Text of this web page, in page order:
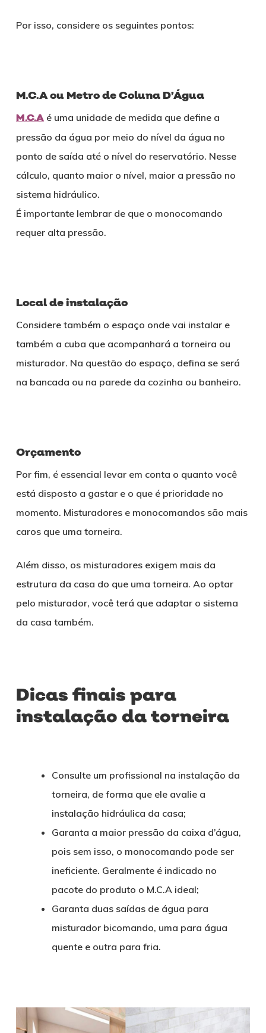
Por isso, considere os seguintes pontos:
M.C.A ou Metro de Coluna D’Água
M.C.Aé uma unidade de medida que define a
pressão da água por meio do nível da água no
ponto de saída até o nível do reservatório. Nesse
cálculo, quanto maior o nível, maior a pressão no
sistema hidráulico.
É importante lembrar de que o monocomando
requer alta pressão.
Local de instalação
Considere também o espaço onde vai instalar e
também a cuba que acompanhará a torneira ou
misturador. Na questão do espaço, defina se será
na bancada ou na parede da cozinha ou banheiro.
Orçamento
Por fim, é essencial levar em conta o quanto você
está disposto a gastar e o que é prioridade no
momento. Misturadores e monocomandos são mais
caros que uma torneira.
Além disso, os misturadores exigem mais da
estrutura da casa do que uma torneira. Ao optar
pelo misturador, você terá que adaptar o sistema
da casa também.
Dicas finais para
instalação da torneira
Consulte um profissional na instalação da
torneira, de forma que ele avalie a
instalação hidráulica da casa;
Garanta a maior pressão da caixa d’água,
pois sem isso, o monocomando pode ser
ineficiente. Geralmente é indicado no
pacote do produto o M.C.A ideal;
Garanta duas saídas de água para
misturador bicomando, uma para água
quente e outra para fria.